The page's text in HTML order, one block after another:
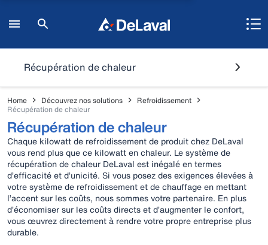
Récupération de chaleur
Home Découvrez nos solutions
Refroidissement
Récupération de chaleur
Récupération de chaleur
Chaque kilowatt de refroidissement de produit chez DeLaval
vous rend plus que ce kilowatt en chaleur. Le système de
récupération de chaleur DeLaval est inégalé en termes
d’efficacité et d’unicité. Si vous posez des exigences élevées à
votre système de refroidissement et de chauffage en mettant
l’accent sur les coûts, nous sommes votre partenaire. En plus
d’économiser sur les coûts directs et d’augmenter le confort,
vous œuvrez directement à rendre votre propre entreprise plus
durable.